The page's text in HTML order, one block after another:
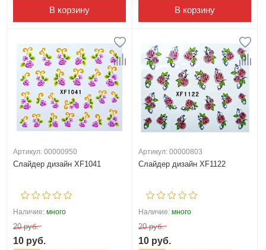
В корзину В корзину
Артикул: 00000950
Слайдер дизайн XF1041
Наличие: много
20 руб.
10 руб.
Артикул: 00000803
Слайдер дизайн XF1122
Наличие: много
20 руб.
10 руб.